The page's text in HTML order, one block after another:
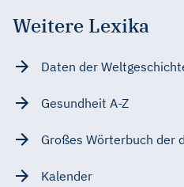
Weitere Lexika
Daten der
Gesundheit A-Z
Großes Wörterbuch der
Kalender